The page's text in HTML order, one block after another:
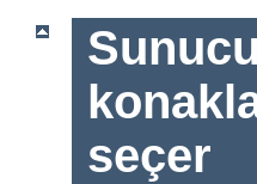
seçer